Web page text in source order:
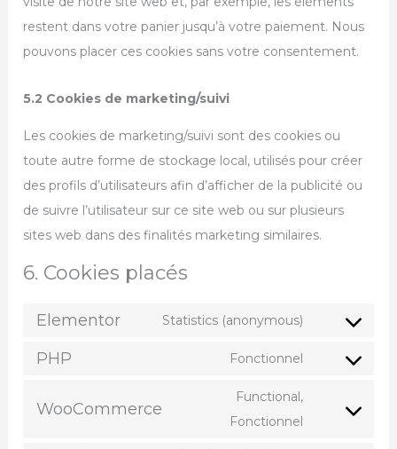
restent dans votre panier jusqu’à votre paiement. Nous
pouvons placer ces cookies sans votre consentement.
5.2 Cookies de marketing/suivi
Les cookies de marketing/suivi sont des cookies ou
toute autre forme de stockage local, utilisés pour créer
des profils d’utilisateurs afin d’afficher de la publicité ou
de suivre l’utilisateur sur ce site web ou sur plusieurs
sites web dans des finalités marketing similaires.
6. Cookies placés
Elementor Statistics (anonymous)
PHP Fonctionnel
WooCommerce
Functional,
Fonctionnel